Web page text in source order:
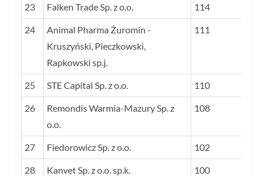
23 Falken Trade Sp. z o.o. 114
24
Animal Pharma Żuromin -
Kruszyński, Pieczkowski,
Rapkowski sp.j.
111
25 STE Capital Sp. z o.o. 110
26
Remondis Warmia-Mazury Sp. z
o.o.
108
27 Fiedorowicz Sp. z o.o. 102
28 Kanvet Sp. z o.o. sp.k. 100